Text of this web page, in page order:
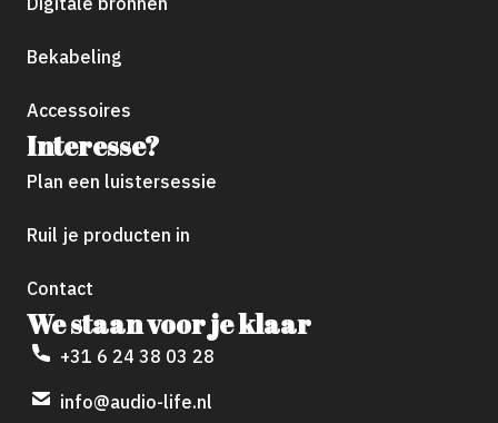
Bekabeling
Accessoires
Interesse?
Plan een luistersessie
Ruil je producten in
Contact
We staan voor je klaar
+31 6 24 38 03 28
info@audio-life.nl